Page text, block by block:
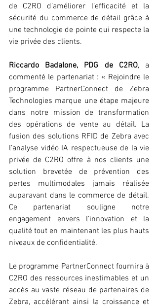
de C2RO d’améliorer l’efficacité et la
sécurité du commerce de détail grâce à
une technologie de pointe qui respecte la
vie privée des clients.
Riccardo Badalone, PDG de C2RO, a
commenté le partenariat : « Rejoindre le
programme PartnerConnect de Zebra
Technologies marque une étape majeure
dans notre mission de transformation
des opérations de vente au détail. La
fusion des solutions RFID de Zebra avec
l’analyse vidéo IA respectueuse de la vie
privée de C2RO offre à nos clients une
solution brevetée de prévention des
pertes multimodales jamais réalisée
auparavant dans le commerce de détail.
Ce partenariat souligne notre
engagement envers l’innovation et la
qualité tout en maintenant les plus hauts
niveaux de confidentialité.
Le programme PartnerConnect fournira à
C2RO des ressources inestimables et un
accès au vaste réseau de partenaires de
Zebra, accélérant ainsi la croissance et